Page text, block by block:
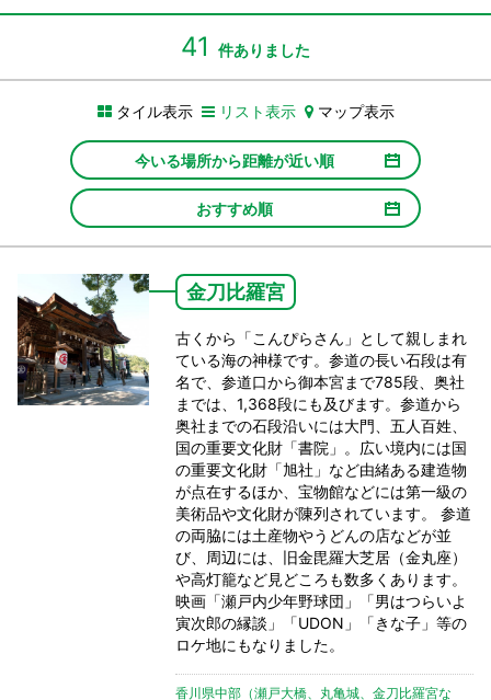
ーで40分の島
「文化遺産としてのモダニズム建築20選」に選ばれ
た有名建築物
世界的にも珍しい白と黒の縞模様ができた地質の名
津田の松原・琴林公園
灌漑用ため池としては日本最大級で6月にはゆる抜き
が実施される
総本山 善通寺
重塔がシンボル
中世ヨーロッパの古城を思わせるアーチダム
讃岐うどんには欠かせない新鮮な伊吹いりこは出汁
にぴったり
日本遺産認定！「備讃諸島の石の島の物語」の構成
文化財が点在
おさるの国 銚子渓
日開催。
41 件ありました
タイル表示 リスト表示 マップ表示
今いる場所から距離が近い順
おすすめ順
金刀比羅宮
古くから「こんぴらさん」として親しまれ
ている海の神様です。参道の長い石段は有
名で、参道口から御本宮まで785段、奥社
までは、1,368段にも及びます。参道から
奥社までの石段沿いには大門、五人百姓、
国の重要文化財「書院」。広い境内には国
の重要文化財「旭社」など由緒ある建造物
が点在するほか、宝物館などには第一級の
美術品や文化財が陳列されています。 参道
の両脇には土産物やうどんの店などが並
び、周辺には、旧金毘羅大芝居（金丸座）
や高灯籠など見どころも数多くあります。
映画「瀬戸内少年野球団」「男はつらいよ
寅次郎の縁談」「UDON」「きな子」等の
ロケ地にもなりました。
香川県中部（瀬戸大橋、丸亀城、金刀比羅宮な